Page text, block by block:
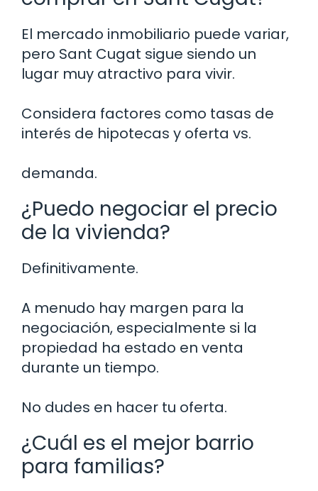
El mercado inmobiliario puede variar,
pero Sant Cugat sigue siendo un
lugar muy atractivo para vivir.
Considera factores como tasas de
interés de hipotecas y oferta vs.
demanda.
¿Puedo negociar el precio
de la vivienda?
Definitivamente.
A menudo hay margen para la
negociación, especialmente si la
propiedad ha estado en venta
durante un tiempo.
No dudes en hacer tu oferta.
¿Cuál es el mejor barrio
para familias?